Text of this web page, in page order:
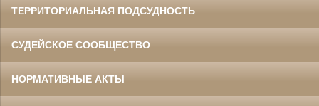
ТЕРРИТОРИАЛЬНАЯ ПОДСУДНОСТЬ
СУДЕЙСКОЕ СООБЩЕСТВО
НОРМАТИВНЫЕ АКТЫ